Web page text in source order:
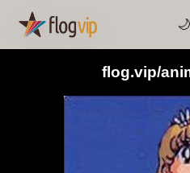
🌙
flog.vip/